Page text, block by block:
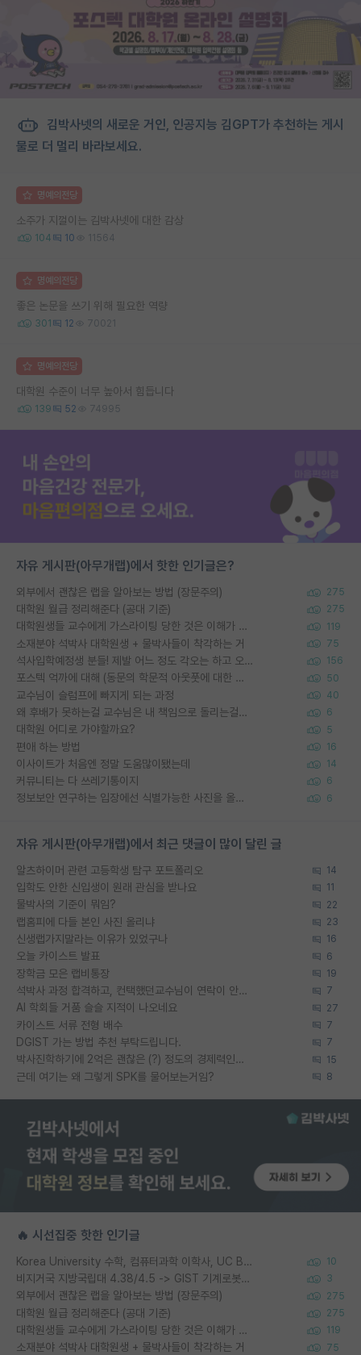
김박사넷의 새로운 거인, 인공지능 김GPT가 추천하는 게시
물로 더 멀리 바라보세요.
명예의전당
소주가 지껄이는 김박사넷에 대한 감상
104 10 11564
명예의전당
좋은 논문을 쓰기 위해 필요한 역량
301 12 70021
명예의전당
대학원 수준이 너무 높아서 힘듭니다
139 52 74995
자유 게시판(아무개랩)에서 핫한 인기글은?
외부에서 괜찮은 랩을 알아보는 방법 (장문주의) 275
대학원 월급 정리해준다 (공대 기준) 275
대학원생들 교수에게 가스라이팅 당한 것은 이해가 갑니다. 안타깝네요. 119
소재분야 석박사 대학원생 + 물박사들이 착각하는 거 75
석사입학예정생 분들! 제발 어느 정도 각오는 하고 오세요. 156
포스텍 억까에 대해 (동문의 학문적 아웃풋에 대한 반박) 50
교수님이 슬럼프에 빠지게 되는 과정 40
왜 후배가 못하는걸 교수님은 내 책임으로 돌리는걸까요? 6
대학원 어디로 가야할까요? 5
편애 하는 방법 16
이사이트가 처음엔 정말 도움많이됐는데 14
커뮤니티는 다 쓰레기통이지 6
정보보안 연구하는 입장에선 식별가능한 사진을 올리는건 비추이긴함 6
자유 게시판(아무개랩)에서 최근 댓글이 많이 달린 글
알츠하이머 관련 고등학생 탐구 포트폴리오 14
입학도 안한 신입생이 원래 관심을 받나요 11
물박사의 기준이 뭐임? 22
랩홈피에 다들 본인 사진 올리냐 23
신생랩가지말라는 이유가 있었구나 16
오늘 카이스트 발표 6
장학금 모은 랩비통장 19
석박사 과정 합격하고, 컨택했던교수님이 연락이 안됩니다... 7
AI 학회들 거품 슬슬 지적이 나오네요 27
카이스트 서류 전형 배수 7
DGIST 가는 방법 추천 부탁드립니다. 7
박사진학하기에 2억은 괜찮은 (?) 정도의 경제력인가요 15
근데 여기는 왜 그렇게 SPK를 물어보는거임? 8
🔥 시선집중 핫한 인기글
Korea University 수학, 컴퓨터과학 이학사, UC Berkeley 산업공학 대학원 공학박사가 되는 것은 쉽지 않겠죠? 10
비지거국 지방국립대 4.38/4.5 -> GIST 기계로봇공학과 석사 3
외부에서 괜찮은 랩을 알아보는 방법 (장문주의) 275
대학원 월급 정리해준다 (공대 기준) 275
대학원생들 교수에게 가스라이팅 당한 것은 이해가 갑니다. 안타깝네요. 119
소재분야 석박사 대학원생 + 물박사들이 착각하는 거 75